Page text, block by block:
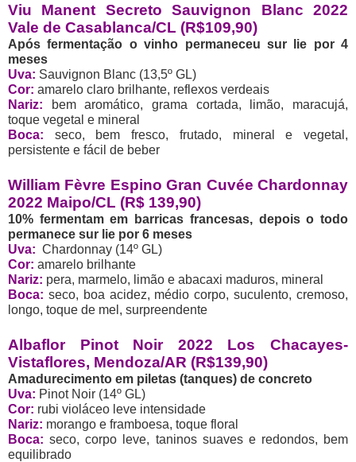
Viu Manent Secreto Sauvignon Blanc 2022
Vale de Casablanca/CL (R$109,90)
Após fermentação o vinho permaneceu sur lie por 4
meses
Uva: Sauvignon Blanc (13,5º GL)
Cor: amarelo claro brilhante, reflexos verdeais
Nariz: bem aromático, grama cortada, limão, maracujá,
toque vegetal e mineral
Boca: seco, bem fresco, frutado, mineral e vegetal,
persistente e fácil de beber
William Fèvre Espino Gran Cuvée Chardonnay
2022 Maipo/CL (R$ 139,90)
10% fermentam em barricas francesas, depois o todo
permanece sur lie por 6 meses
Uva: Chardonnay (14º GL)
Cor: amarelo brilhante
Nariz: pera, marmelo, limão e abacaxi maduros, mineral
Boca: seco, boa acidez, médio corpo, suculento, cremoso,
longo, toque de mel, surpreendente
Albaflor Pinot Noir 2022 Los Chacayes-
Vistaflores, Mendoza/AR (R$139,90)
Amadurecimento em piletas (tanques) de concreto
Uva: Pinot Noir (14º GL)
Cor: rubi violáceo leve intensidade
Nariz: morango e framboesa, toque floral
Boca: seco, corpo leve, taninos suaves e redondos, bem
equilibrado